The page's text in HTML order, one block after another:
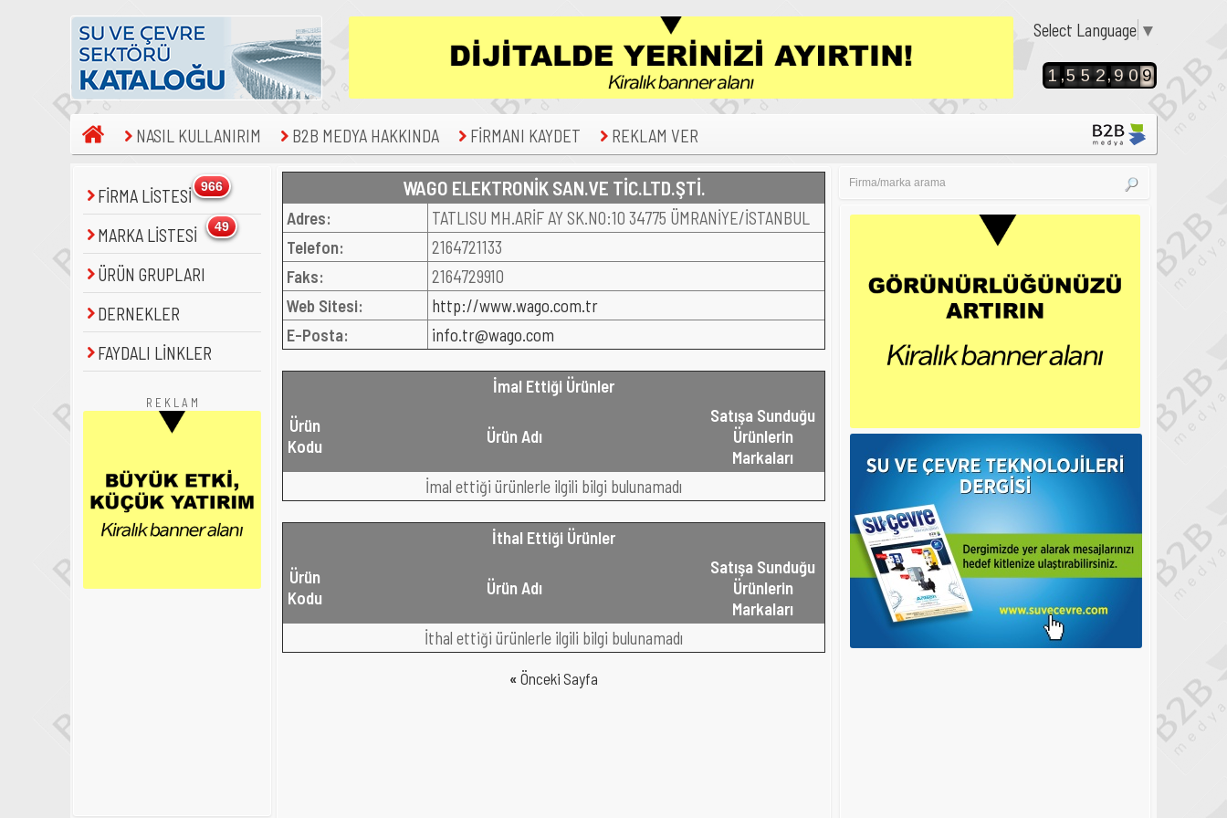
Select Language ▼
1 ,5 5 2 , 9 0 9
NASIL KULLANIRIM B2B MEDYA HAKKINDA FİRMANI KAYDET REKLAM VER
FİRMA LİSTESİ 966
MARKA LİSTESİ 49
ÜRÜN GRUPLARI
DERNEKLER
FAYDALI LİNKLER
R E K L A M
WAGO ELEKTRONİK SAN.VE TİC.LTD.ŞTİ.
Adres:
TATLISU MH.ARİF AY SK.NO:10 34775 ÜMRANİYE/İSTANBUL
Telefon:
2164721133
Faks:
2164729910
Web Sitesi:
http://www.wago.com.tr
E-Posta:
info.tr@wago.com
İmal Ettiği Ürünler
Ürün
Kodu
Ürün Adı
Satışa Sunduğu
Ürünlerin
Markaları
İmal ettiği ürünlerle ilgili bilgi bulunamadı
İthal Ettiği Ürünler
Ürün
Kodu
Ürün Adı
Satışa Sunduğu
Ürünlerin
Markaları
İthal ettiği ürünlerle ilgili bilgi bulunamadı
« Önceki Sayfa